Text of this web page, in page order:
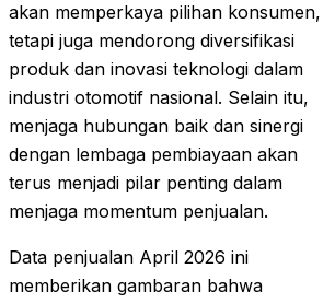
akan memperkaya pilihan konsumen,
tetapi juga mendorong diversifikasi
produk dan inovasi teknologi dalam
industri otomotif nasional. Selain itu,
menjaga hubungan baik dan sinergi
dengan lembaga pembiayaan akan
terus menjadi pilar penting dalam
menjaga momentum penjualan.
Data penjualan April 2026 ini
memberikan gambaran bahwa